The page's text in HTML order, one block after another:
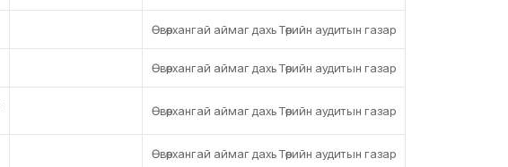
Өвөрхангай аймаг дахь Төрийн аудитын газар
Өвөрхангай аймаг дахь Төрийн аудитын газар
Өвөрхангай аймаг дахь Төрийн аудитын газар
Өвөрхангай аймаг дахь Төрийн аудитын газар